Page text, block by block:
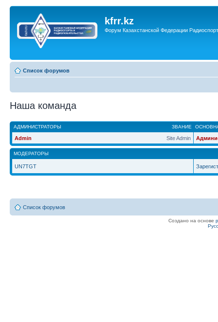
kfrr.kz
Форум Казахстанской Федерации
Список форумов
Наша команда
ЗВАНИЕ
АДМИНИСТРАТОРЫ
Site Admin
Admin
МОДЕРАТОРЫ
UN7TGT
Список форумов
Создано на основе